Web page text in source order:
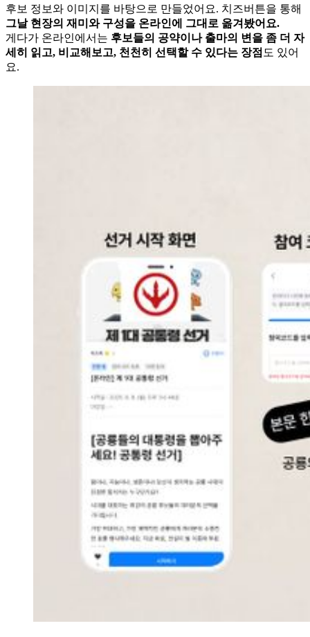
후보 정보와 이미지를 바탕으로 만들었어요. 치즈버튼을 통해
그날 현장의 재미와 구성을 온라인에 그대로 옮겨봤어요.
게다가 온라인에서는 후보들의 공약이나 출마의 변을 좀 더 자
세히 읽고, 비교해보고, 천천히 선택할 수 있다는 장점 도 있어
요.